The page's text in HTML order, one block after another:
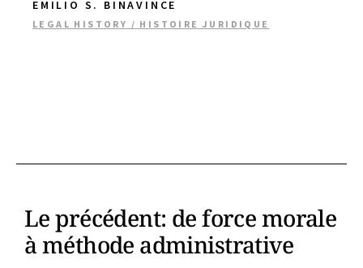
EMILIO S. BINAVINCE
LEGAL HISTORY / HISTOIRE JURIDIQUE
Le précédent: de force morale
à méthode administrative